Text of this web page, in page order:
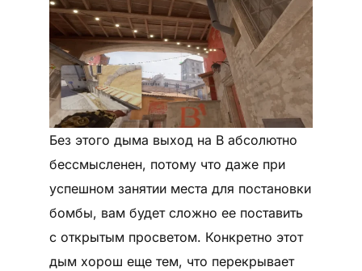
Без этого дыма выход на B абсолютно
бессмысленен, потому что даже при
успешном занятии места для постановки
бомбы, вам будет сложно ее поставить
с открытым просветом. Конкретно этот
дым хорош еще тем, что перекрывает